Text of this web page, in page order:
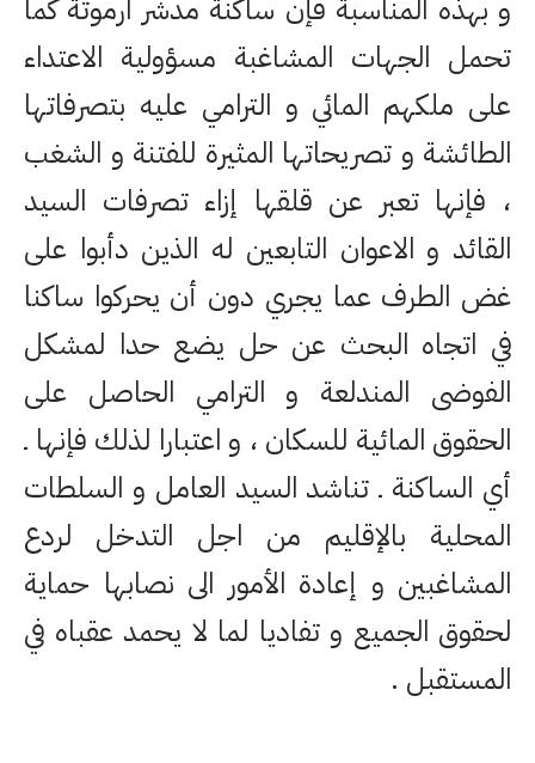
و بهذه المناسبة فإن ساكنة مدشر ارموتة كما
تحمل الجهات المشاغبة مسؤولية الاعتداء
على ملكهم المائي و الترامي عليه بتصرفاتها
الطائشة و تصريحاتها المثيرة للفتنة و الشغب
، فإنها تعبر عن قلقها إزاء تصرفات السيد
القائد و الاعوان التابعين له الذين دأبوا على
غض الطرف عما يجري دون أن يحركوا ساكنا
في اتجاه البحث عن حل يضع حدا لمشكل
الفوضى المندلعة و الترامي الحاصل على
الحقوق المائية للسكان ، و اعتبارا لذلك فإنها ـ
أي الساكنة ـ تناشد السيد العامل و السلطات
المحلية بالإقليم من اجل التدخل لردع
المشاغبين و إعادة الأمور الى نصابها حماية
لحقوق الجميع و تفاديا لما لا يحمد عقباه في
المستقبل .